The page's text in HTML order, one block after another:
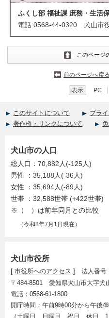
ふくし部 福祉課 庶務・生活
電話:0568-44-0320 犬山市
このページ
前のページへ戻る
表示 PC
このサイトについて
プラ
著作権・リンクについて
犬山市役所
[ 市役所へのアクセス ] 法人番号
〒484-8501 愛知県犬山市大字犬
電話：0568-61-1800
開庁時間：午前9時00分から午後4
（土曜日、日曜日、祝日、休日、
犬山市の人口
総人口：70,882人(-125人)
男性 ：35,188人(-36人)
女性 ：35,694人(-89人)
世帯 ：32,588世帯 (+422世帯)
※（ ）は前年同月との比較
（令和8年7月1日現在）